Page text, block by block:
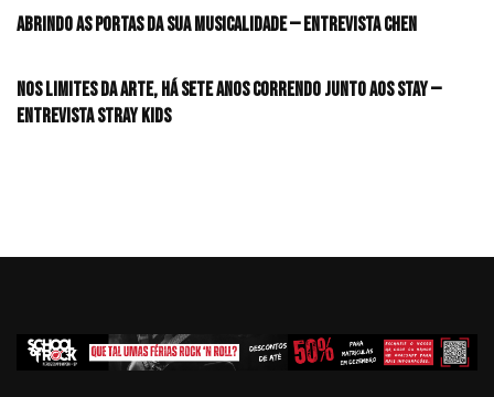
Abrindo as portas da sua musicalidade — Entrevista CHEN
Nos limites da arte, há sete anos correndo junto aos STAY —
Entrevista Stray Kids